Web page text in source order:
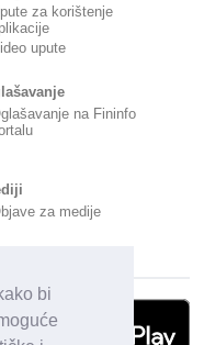
bi
za korištenje
upute
na Fininfo
za medije